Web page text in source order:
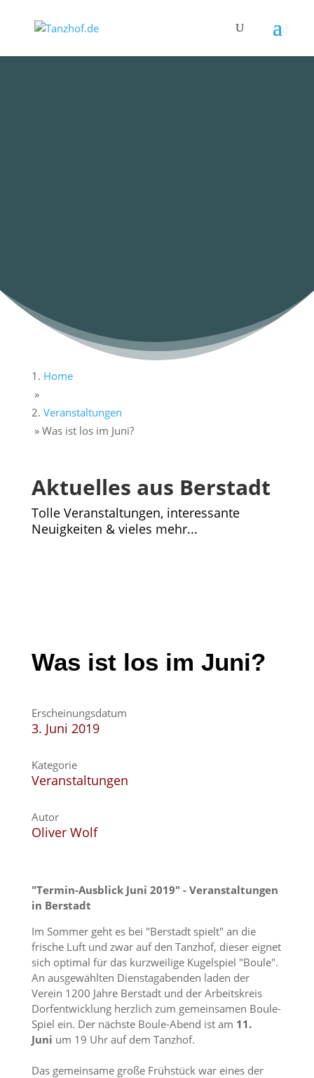
Home
»
Veranstaltungen
» Was ist los im Juni?
Aktuelles aus Berstadt
Tolle Veranstaltungen, interessante
Neuigkeiten & vieles mehr...
Was ist los im Juni?
Erscheinungsdatum
3. Juni 2019
Kategorie
Veranstaltungen
Autor
Oliver Wolf
"Termin-Ausblick Juni 2019" - Veranstaltungen
in Berstadt
Im Sommer geht es bei "Berstadt spielt" an die
frische Luft und zwar auf den Tanzhof, dieser eignet
sich optimal für das kurzweilige Kugelspiel "Boule".
An ausgewählten Dienstagabenden laden der
Verein 1200 Jahre Berstadt und der Arbeitskreis
Dorfentwicklung herzlich zum gemeinsamen Boule-
Spiel ein. Der nächste Boule-Abend ist am 11.
Juni um 19 Uhr auf dem Tanzhof.
Das gemeinsame große Frühstück war eines der